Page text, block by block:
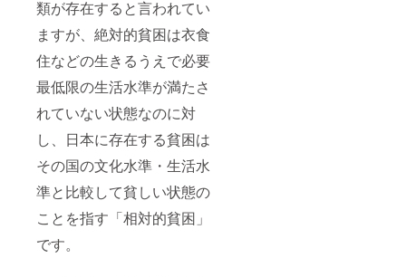
類が存在すると言われてい
ますが、絶対的貧困は衣食
住などの生きるうえで必要
最低限の生活水準が満たさ
れていない状態なのに対
し、日本に存在する貧困は
その国の文化水準・生活水
準と比較して貧しい状態の
ことを指す「相対的貧困」
です。